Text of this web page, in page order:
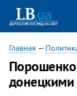
Главная —
Порошенко
донецкими